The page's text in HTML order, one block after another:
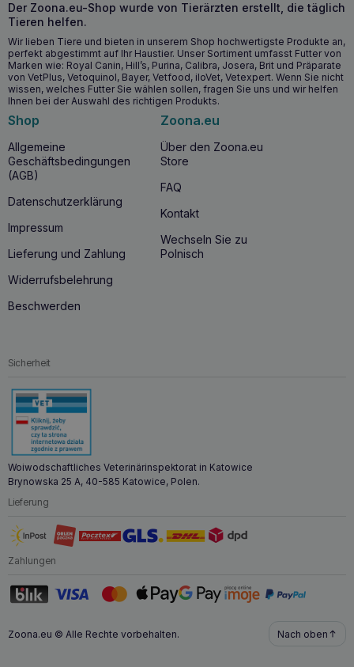
Der Zoona.eu-Shop wurde von Tierärzten erstellt, die täglich
Tieren helfen.
Wir lieben Tiere und bieten in unserem Shop hochwertigste Produkte an,
perfekt abgestimmt auf Ihr Haustier. Unser Sortiment umfasst Futter von
Marken wie: Royal Canin, Hill’s, Purina, Calibra, Josera, Brit und Präparate
von VetPlus, Vetoquinol, Bayer, Vetfood, iloVet, Vetexpert. Wenn Sie nicht
wissen, welches Futter Sie wählen sollen, fragen Sie uns und wir helfen
Ihnen bei der Auswahl des richtigen Produkts.
Shop
Allgemeine
Geschäftsbedingungen
(AGB)
Datenschutzerklärung
Impressum
Lieferung und Zahlung
Widerrufsbelehrung
Beschwerden
Zoona.eu
Über den Zoona.eu
Store
FAQ
Kontakt
Wechseln Sie zu
Polnisch
Sicherheit
Woiwodschaftliches Veterinärinspektorat in Katowice
Brynowska 25 A, 40-585 Katowice, Polen.
Lieferung
Zahlungen
Zoona.eu © Alle Rechte vorbehalten. Nach oben